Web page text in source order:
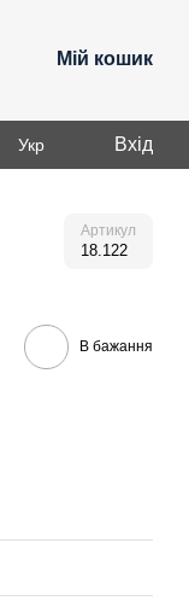
Мій кошик
Укр Вхід
Артикул
18.122
В бажання